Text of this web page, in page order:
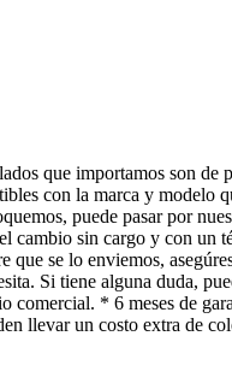
que importamos son de
con la marca y modelo
puede pasar por
cambio sin cargo y con un
que se lo enviemos,
Si tiene alguna duda,
comercial. * 6 meses de
llevar un costo extra de